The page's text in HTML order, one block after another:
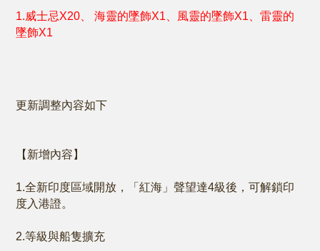
1.威士忌X20、 海靈的墜飾X1、風靈的墜飾X1、雷靈的
墜飾X1
更新調整內容如下
【新增內容】
1.全新印度區域開放，「紅海」聲望達4級後，可解鎖印
度入港證。
2.等級與船隻擴充